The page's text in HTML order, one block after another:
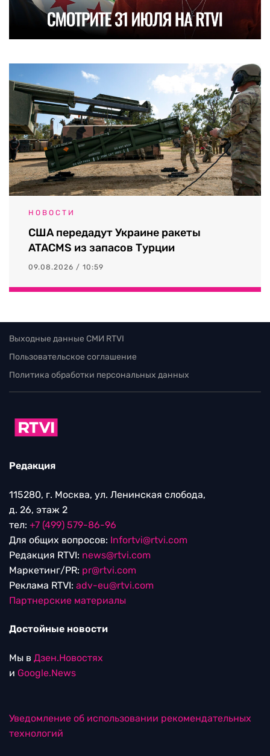
НОВОСТИ
США передадут Украине ракеты
ATACMS из запасов Турции
09.08.2026 / 10:59
Выходные данные СМИ RTVI
Пользовательское соглашение
Политика обработки персональных данных
Редакция
115280, г. Москва, ул. Ленинская слобода,
д. 26, этаж 2
тел: +7 (499) 579-86-96
Для общих вопросов: Infortvi@rtvi.com
Редакция RTVI: news@rtvi.com
Маркетинг/PR: pr@rtvi.com
Реклама RTVI: adv-eu@rtvi.com
Партнерские материалы
Достойные новости
Мы в Дзен.Новостях
и Google.News
Уведомление об использовании рекомендательных
технологий